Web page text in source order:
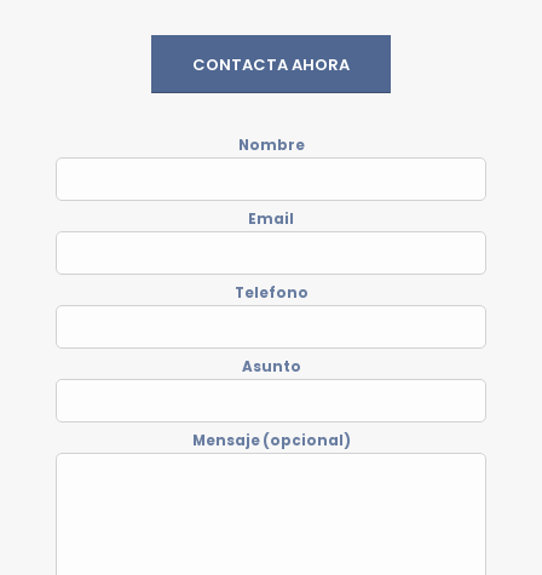
CONTACTA AHORA
Nombre
Email
Telefono
Asunto
Mensaje (opcional)